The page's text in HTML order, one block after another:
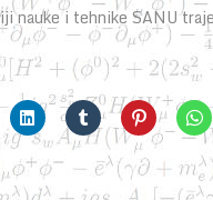
nauke i tehnike SANU